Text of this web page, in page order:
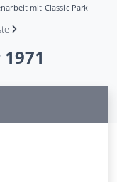
mit Classic Park